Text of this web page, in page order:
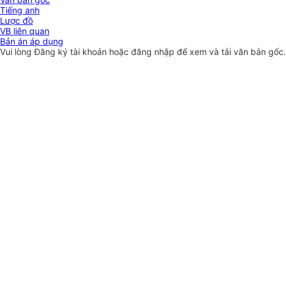
Tiếng anh
Lược đồ
VB liên quan
Bản án áp dụng
Vui lòngĐăng ký tài khoản hoặc đăng nhập để xem và tải văn bản gốc.